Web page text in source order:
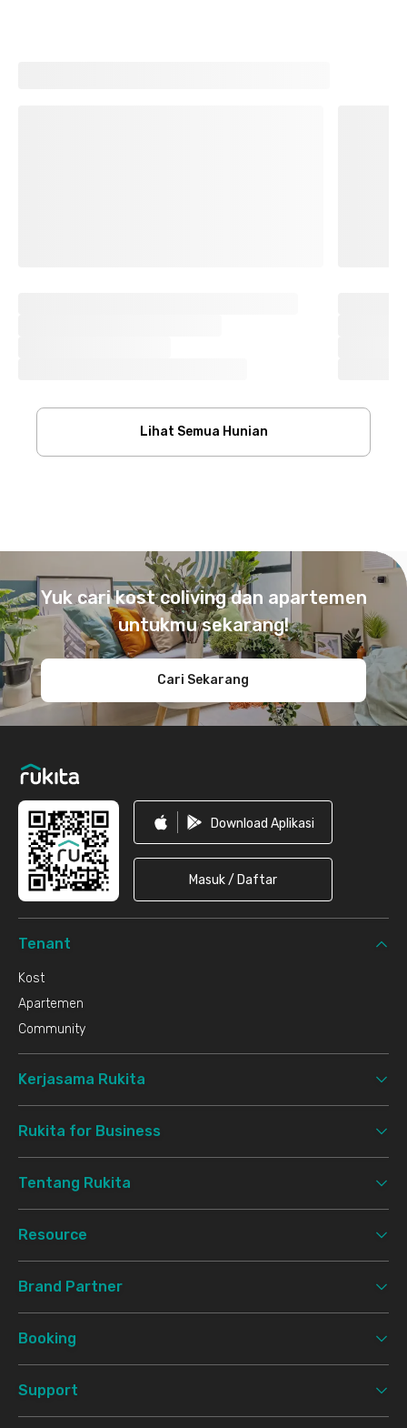
Lihat Semua Hunian
Yuk cari kost coliving dan apartemen
untukmu sekarang!
Cari Sekarang
Download Aplikasi
Masuk / Daftar
Tenant
Kost
Apartemen
Community
Kerjasama Rukita
Rukita for Business
Tentang Rukita
Resource
Brand Partner
Booking
Support